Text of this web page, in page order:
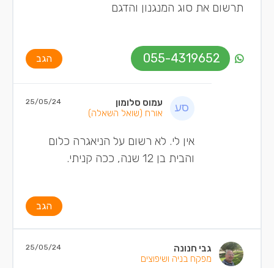
תרשום את סוג המנגנון והדגם
055-4319652 הגב
עמוס סלומון
אורח (שואל השאלה)
25/05/24
אין לי. לא רשום על הניאגרה כלום
והבית בן 12 שנה, ככה קניתי.
הגב
גבי חנונה
מפקח בניה ושיפוצים
25/05/24